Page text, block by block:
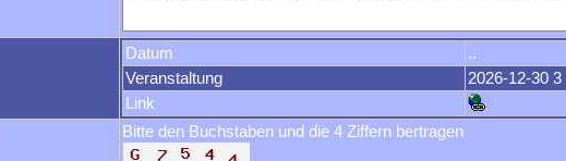
Datum
..
Veranstaltung
2026-12-30 3
Link
Bitte den Buchstaben und die 4 Ziffern bertragen